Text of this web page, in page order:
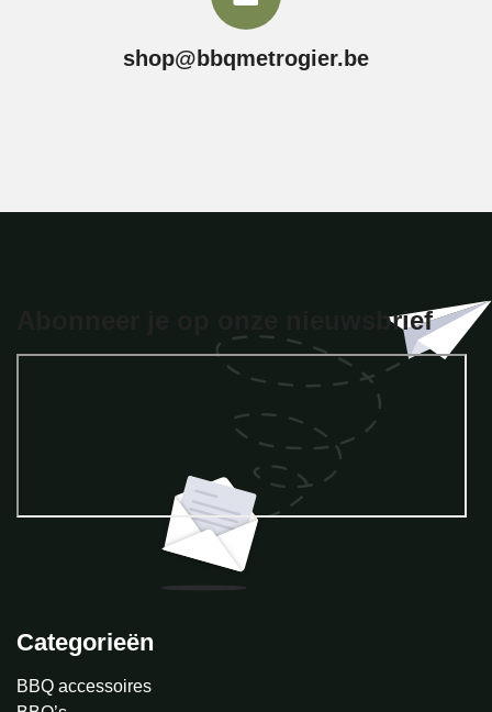
shop@bbqmetrogier.be
Abonneer je op onze nieuwsbrief
Categorieën
BBQ accessoires